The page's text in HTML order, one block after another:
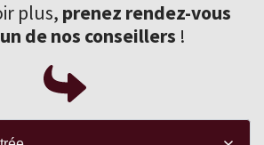
plus, prenez rendez-vous
de nos conseillers !